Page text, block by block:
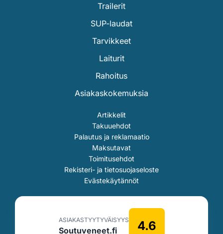
Trailerit
SUP-laudat
Tarvikkeet
Laiturit
Rahoitus
Asiakaskokemuksia
Artikkelit
Takuuehdot
Palautus ja reklamaatio
Maksutavat
Toimitusehdot
Rekisteri- ja tietosuojaseloste
Evästekäytännöt
ASIAKASTYYTYVÄISYYS
Soutuveneet.fi 4.6